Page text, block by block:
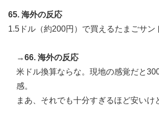
65. 海外の反応
1.5ドル（約200円）で買えるたまごサン
→66. 海外の反応
米ドル換算ならな。現地の感覚だと
感。
まあ、それでも十分すぎるほど安いけ